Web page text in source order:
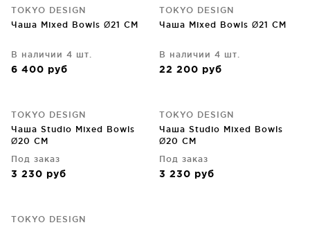
TOKYO DESIGN
Чаша Mixed Bowls Ø21 CM
В наличии 4 шт.
6 400 руб
TOKYO DESIGN
Чаша Mixed Bowls Ø21 CM
В наличии 4 шт.
22 200 руб
TOKYO DESIGN
Чаша Studio Mixed Bowls
Ø20 CM
Под заказ
3 230 руб
TOKYO DESIGN
Чаша Studio Mixed Bowls
Ø20 CM
Под заказ
3 230 руб
TOKYO DESIGN